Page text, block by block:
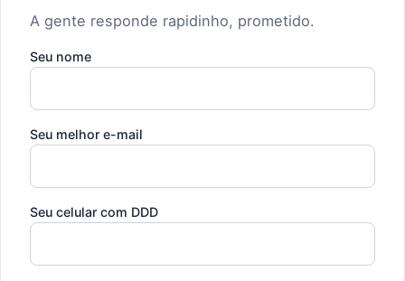
A gente responde rapidinho, prometido.
Seu nome
Seu melhor e-mail
Seu celular com DDD